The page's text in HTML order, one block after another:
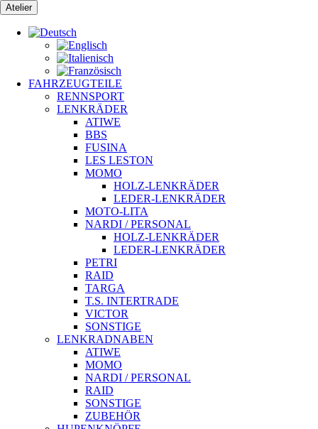
Zum
Inhalt
springen
Atelier
FAHRZEUGTEILE
RENNSPORT
LENKRÄDER
ATIWE
BBS
FUSINA
LES LESTON
MOMO
HOLZ-LENKRÄDER
LEDER-LENKRÄDER
MOTO-LITA
NARDI / PERSONAL
HOLZ-LENKRÄDER
LEDER-LENKRÄDER
PETRI
RAID
TARGA
T.S. INTERTRADE
VICTOR
SONSTIGE
LENKRADNABEN
ATIWE
MOMO
NARDI / PERSONAL
RAID
SONSTIGE
ZUBEHÖR